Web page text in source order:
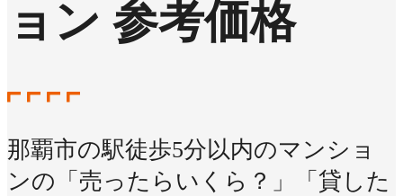
ョン 参考価格
那覇市の駅徒歩5分以内のマンショ
ンの「売ったらいくら？」「貸した